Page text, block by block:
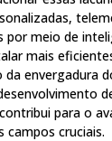
por meio de
mais
envergadura
para o
campos cruciais.